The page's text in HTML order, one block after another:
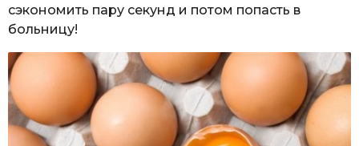
сэкономить пару секунд и потом попасть в
больницу!